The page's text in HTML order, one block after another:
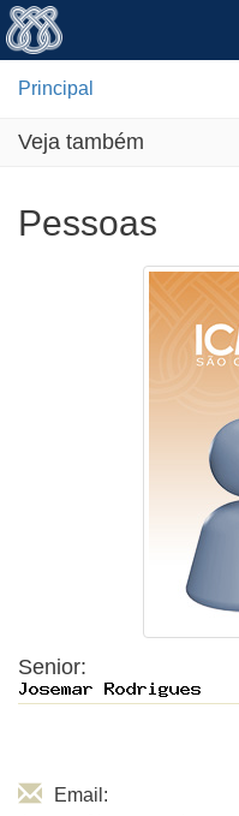
Principal
Veja também
Pessoas
Senior:
Email: